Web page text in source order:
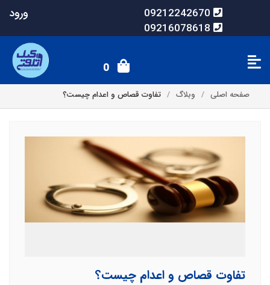
09212242670
09216078618
ورود
0
صفحه اصلی وبلاگ تفاوت قصاص و اعدام چیست؟
تفاوت قصاص و اعدام چیست؟